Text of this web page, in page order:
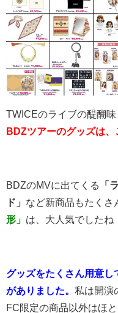
TWICEのライブの醍醐味
BDZツアーのグッズは、
BDZのMVに出てくる 「
ド」 など新商品もたくさ
形」 は、大人気でしたね
グッズをたくさん用意
がありました。 私は開演
FC限定の商品以外はほ